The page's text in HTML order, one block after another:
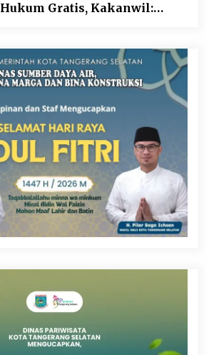
Hukum Gratis, Kakanwil: